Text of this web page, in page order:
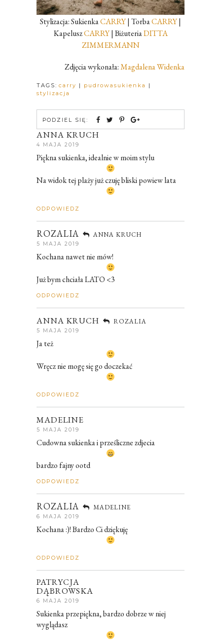
Stylizacja: SukienkaCARRY| TorbaCARRY|
KapeluszCARRY| BiżuteriaDITTA
ZIMMERMANN
Zdjęcia wykonała:Magdalena Widenka
TAGS: carry | pudrowasukienka
|
stylizacja
PODZIEL SIĘ:
ANNA KRUCH
4 MAJA 2019
Piękna sukienka, idealnie w moim stylu
Na widok tej plaży już czuję bliski powiew lata
ODPOWIEDZ
ROZALIA ANNA KRUCH
5 MAJA 2019
Kochana nawet nie mów!
Już bym chciała LATO <3
ODPOWIEDZ
ANNA KRUCH ROZALIA
5 MAJA 2019
Ja też
Wręcz nie mogę się go doczekać
ODPOWIEDZ
MADELINE
5 MAJA 2019
Cudowna sukienka i prześliczne zdjecia
bardzo fajny ootd
ODPOWIEDZ
ROZALIA MADELINE
6 MAJA 2019
Kochana :)! Bardzo Ci dziękuję
ODPOWIEDZ
PATRYCJA
DĄBROWSKA
6 MAJA 2019
Sukienka przepiękna, bardzo dobrze w niej
wyglądasz